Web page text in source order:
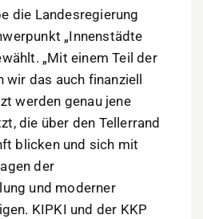
die Landesregierung
„Innenstädte
„Mit einem Teil der
das auch finanziell
werden genau jene
die über den Tellerrand
blicken und sich mit
der
und moderner
KIPKI und der KKP